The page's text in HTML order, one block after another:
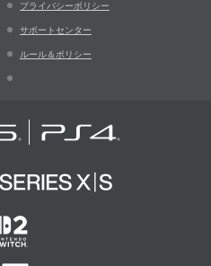
プライバシーポリシー
サポートセンター
ルール＆ポリシー